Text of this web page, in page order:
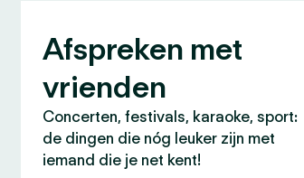
Afspreken met
vrienden
Concerten, festivals, karaoke, sport:
de dingen die nóg leuker zijn met
iemand die je net kent!